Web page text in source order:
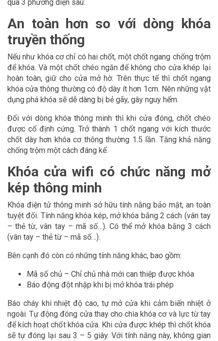
qua 3 phương diện sau:
An toàn hơn so với dòng khóa
truyền thống
Nếu như khóa cơ chỉ có hai chốt, một chốt ngang chống trộm
để khóa. Và một chốt chéo ngăn để không cho cửa khép lại
hoàn toàn, giữ cho cửa mở hờ. Trên thực tế thì chốt ngang
khóa cửa thông thường có độ dày ít hơn 1cm. Nên những vật
dụng phá khóa sẽ dễ dàng bị bẻ gãy, gây nguy hểm.
Đối với dòng khóa thông minh thì khi cửa đóng, chốt chéo
được cố định cứng. Trở thành 1 chốt ngang với kích thước
chốt dày hơn khóa cơ thông thường 1.5 lần. Tăng khả năng
chống trộm một cách đáng kể.
Khóa cửa wifi có chức năng mở
kép thông minh
Khóa điện tử thông minh sở hữu tính năng bảo mật, an toàn
tuyệt đối. Tính năng khóa kép, mở khóa bằng 2 cách (vân tay
– thẻ từ, vân tay – mã số…). Có thể mở khóa bằng 3 cách
(vân tay – thẻ từ – mã số…).
Bên cạnh đó còn có những tính năng khác, bao gồm:
Mã số chủ – Chỉ chủ nhà mới can thiệp được khóa
Báo động đột nhập khi bị mở khóa trái phép
Báo cháy khi nhiệt độ cao, tự mở cửa khi cảm biến nhiệt ở
ngoài. Tự động đóng cửa thay cho chìa khóa cơ và lực từ tay
để kích hoạt chốt khóa cửa. Khi cửa được khép thì chốt khóa
sẽ tự đóng lại sau 3 – 5 giây. Với tính năng này, không gian